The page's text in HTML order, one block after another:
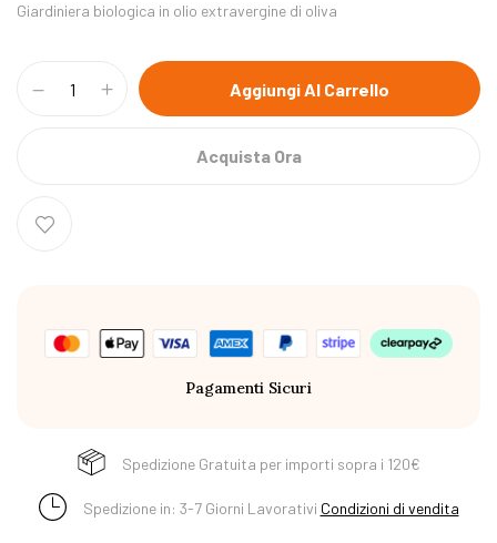
Giardiniera biologica in olio extravergine di oliva
Aggiungi Al Carrello
Acquista Ora
Pagamenti Sicuri
Spedizione Gratuita per importi sopra i 120€
Spedizione in: 3-7 Giorni Lavorativi Condizioni di vendita